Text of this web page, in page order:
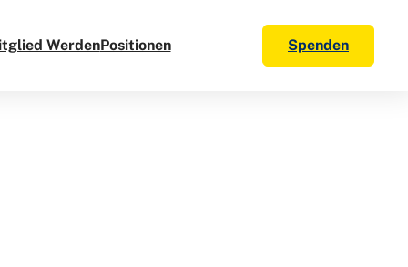
WerdenPositionen Spenden